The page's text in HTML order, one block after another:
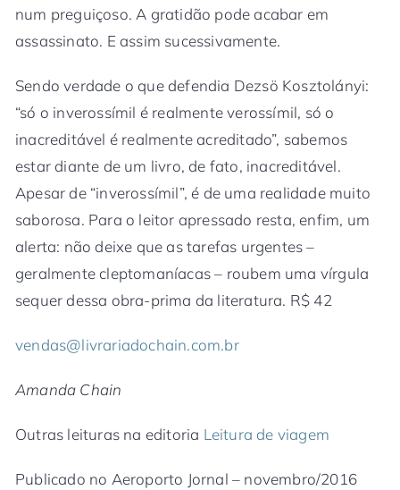
num preguiçoso. A gratidão pode acabar em
assassinato. E assim sucessivamente.
Sendo verdade o que defendia Dezsö Kosztolányi:
“só o inverossímil é realmente verossímil, só o
inacreditável é realmente acreditado”, sabemos
estar diante de um livro, de fato, inacreditável.
Apesar de “inverossímil”, é de uma realidade muito
saborosa. Para o leitor apressado resta, enfim, um
alerta: não deixe que as tarefas urgentes –
geralmente cleptomaníacas – roubem uma vírgula
sequer dessa obra-prima da literatura. R$ 42
vendas@livrariadochain.com.br
Amanda Chain
Outras leituras na editoria Leitura de viagem
Publicado no Aeroporto Jornal – novembro/2016